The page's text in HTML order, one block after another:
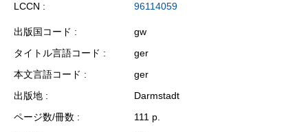
LCCN 96114059
出版国コード
gw
タイトル言語コード
ger
本文言語コード
ger
出版地
Darmstadt
ページ数/冊数
111 p.